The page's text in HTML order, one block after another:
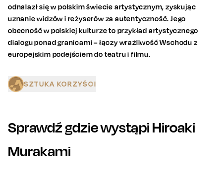
odnalazł się w polskim świecie artystycznym, zyskując
uznanie widzów i reżyserów za autentyczność. Jego
obecność w polskiej kulturze to przykład artystycznego
dialogu ponad granicami – łączy wrażliwość Wschodu z
europejskim podejściem do teatru i filmu.
SZTUKA KORZYŚCI
Sprawdź gdzie wystąpi Hiroaki
Murakami